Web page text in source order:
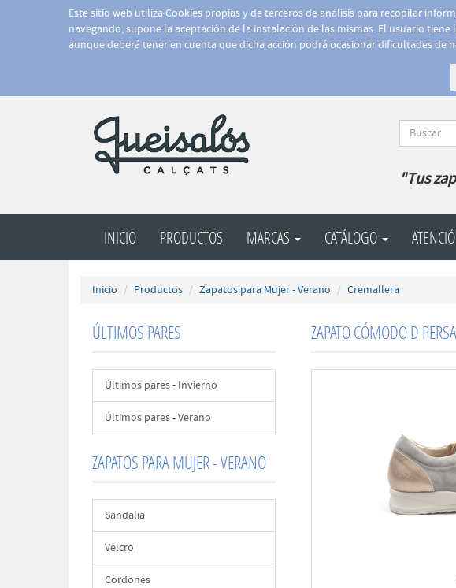
Este sitio web utiliza Cookies propias y de terceros de análisis para recopilar
navegando, supone la aceptación de la instalación de las mismas. El usuario
aunque deberá tener en cuenta que dicha acción podrá ocasionar dificultades de
"Tus
INICIO PRODUCTOS MARCAS CATÁLOGO
Inicio Productos Zapatos para Mujer - Verano Cremallera
ÚLTIMOS PARES
Últimos pares - Invierno
Últimos pares - Verano
ZAPATOS PARA MUJER - VERANO
Sandalia
Velcro
Cordones
ZAPATO CÓMODO D